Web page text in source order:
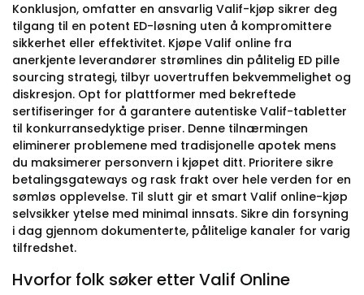
Konklusjon, omfatter en ansvarlig Valif-kjøp sikrer deg
tilgang til en potent ED-løsning uten å kompromittere
sikkerhet eller effektivitet. Kjøpe Valif online fra
anerkjente leverandører strømlines din pålitelig ED pille
sourcing strategi, tilbyr uovertruffen bekvemmelighet og
diskresjon. Opt for plattformer med bekreftede
sertifiseringer for å garantere autentiske Valif-tabletter
til konkurransedyktige priser. Denne tilnærmingen
eliminerer problemene med tradisjonelle apotek mens
du maksimerer personvern i kjøpet ditt. Prioritere sikre
betalingsgateways og rask frakt over hele verden for en
sømløs opplevelse. Til slutt gir et smart Valif online-kjøp
selvsikker ytelse med minimal innsats. Sikre din forsyning
i dag gjennom dokumenterte, pålitelige kanaler for varig
tilfredshet.
Hvorfor folk søker etter Valif Online